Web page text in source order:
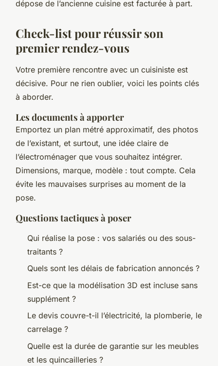
dépose de l’ancienne cuisine est facturée à part.
Check-list pour réussir son
premier rendez-vous
Votre première rencontre avec un cuisiniste est
décisive. Pour ne rien oublier, voici les points clés
à aborder.
Les documents à apporter
Emportez un plan métré approximatif, des photos
de l’existant, et surtout, une idée claire de
l’électroménager que vous souhaitez intégrer.
Dimensions, marque, modèle : tout compte. Cela
évite les mauvaises surprises au moment de la
pose.
Questions tactiques à poser
Qui réalise la pose : vos salariés ou des sous-
traitants ?
Quels sont les délais de fabrication annoncés ?
Est-ce que la modélisation 3D est incluse sans
supplément ?
Le devis couvre-t-il l’électricité, la plomberie, le
carrelage ?
Quelle est la durée de garantie sur les meubles
et les quincailleries ?